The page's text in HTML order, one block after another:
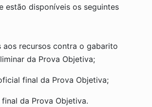
estão disponíveis os seguintes
aos recursos contra o gabarito
da Prova Objetiva;
final da Prova Objetiva;
final da Prova Objetiva.